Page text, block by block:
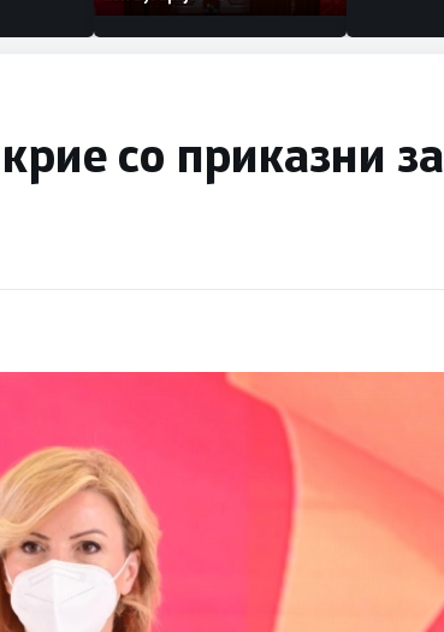
со приказни за